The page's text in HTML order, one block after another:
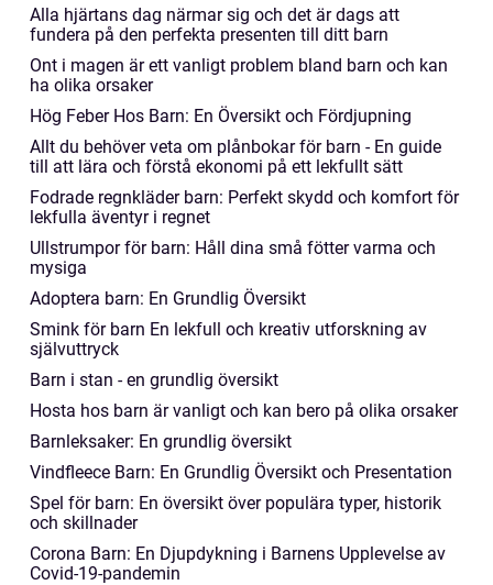
Alla hjärtans dag närmar sig och det är dags att
fundera på den perfekta presenten till ditt barn
Ont i magen är ett vanligt problem bland barn och kan
ha olika orsaker
Hög Feber Hos Barn: En Översikt och Fördjupning
Allt du behöver veta om plånbokar för barn - En guide
till att lära och förstå ekonomi på ett lekfullt sätt
Fodrade regnkläder barn: Perfekt skydd och komfort för
lekfulla äventyr i regnet
Ullstrumpor för barn: Håll dina små fötter varma och
mysiga
Adoptera barn: En Grundlig Översikt
Smink för barn En lekfull och kreativ utforskning av
självuttryck
Barn i stan - en grundlig översikt
Hosta hos barn är vanligt och kan bero på olika orsaker
Barnleksaker: En grundlig översikt
Vindfleece Barn: En Grundlig Översikt och Presentation
Spel för barn: En översikt över populära typer, historik
och skillnader
Corona Barn: En Djupdykning i Barnens Upplevelse av
Covid-19-pandemin